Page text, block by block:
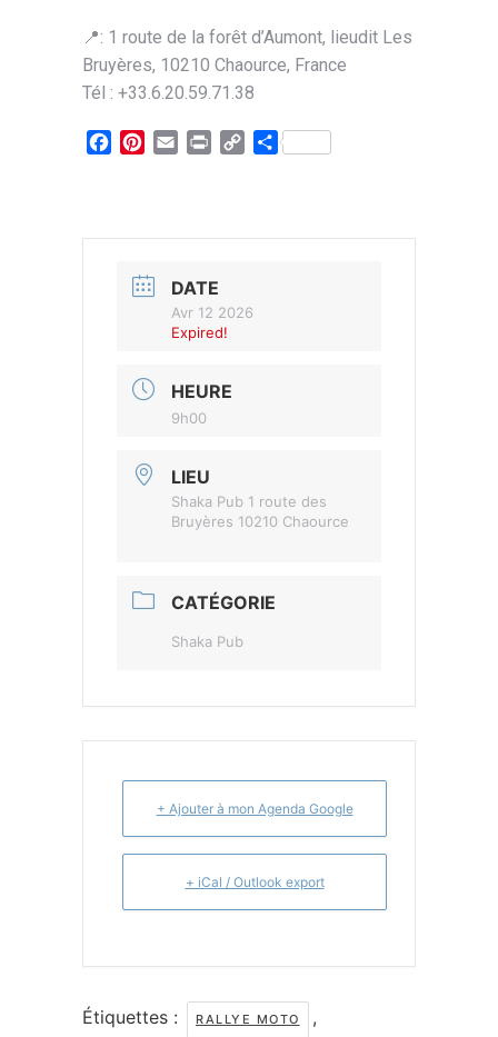
📍: 1 route de la forêt d’Aumont, lieudit Les
Bruyères, 10210 Chaource, France
Tél : +33.6.20.59.71.38
Facebook
Pinterest
Email Print
CopyPartager
DATE
Avr 12 2026
Expired!
HEURE
9h00
LIEU
Shaka Pub 1 route des
Bruyères 10210 Chaource
CATÉGORIE
Shaka Pub
+ Ajouter à mon Agenda Google
+ iCal / Outlook export
Étiquettes : RALLYE MOTO ,